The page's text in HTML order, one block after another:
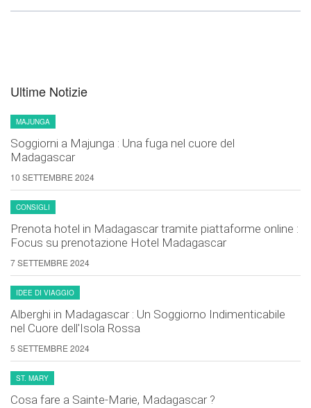
Ultime Notizie
MAJUNGA
Soggiorni a Majunga : Una fuga nel cuore del
Madagascar
10 SETTEMBRE 2024
CONSIGLI
Prenota hotel in Madagascar tramite piattaforme online :
Focus su prenotazione Hotel Madagascar
7 SETTEMBRE 2024
IDEE DI VIAGGIO
Alberghi in Madagascar : Un Soggiorno Indimenticabile
nel Cuore dell'Isola Rossa
5 SETTEMBRE 2024
ST. MARY
Cosa fare a Sainte-Marie, Madagascar ?